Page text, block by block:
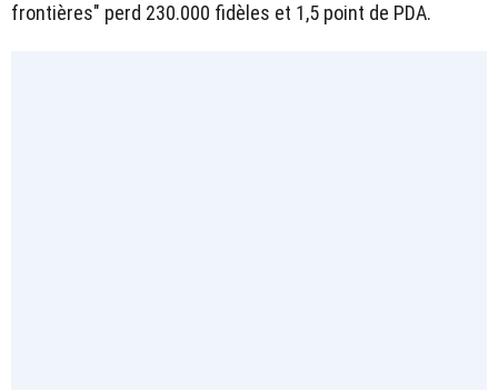
frontières" perd 230.000 fidèles et 1,5 point de PDA.